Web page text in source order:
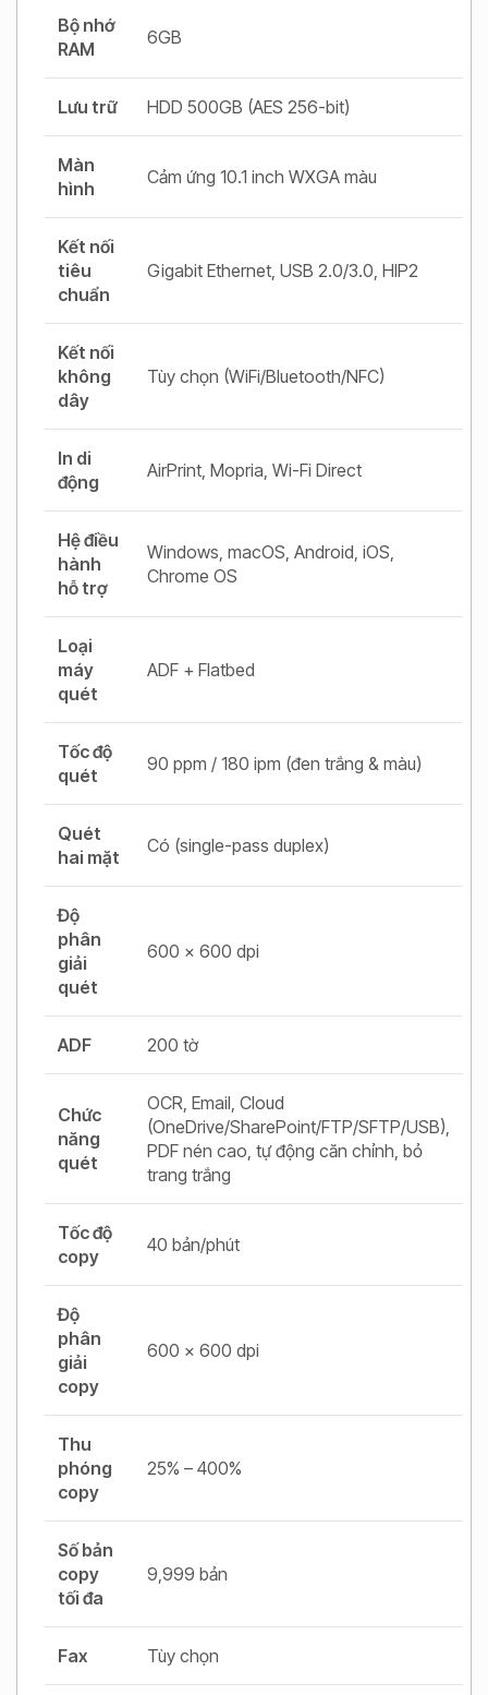
Bộ nhớ
RAM
6GB
Lưu trữ HDD 500GB (AES 256-bit)
Màn
hình
Cảm ứng 10.1 inch WXGA màu
Kết nối
tiêu
chuẩn
Gigabit Ethernet, USB 2.0/3.0, HIP2
Kết nối
không
dây
Tùy chọn (WiFi/Bluetooth/NFC)
In di
động
AirPrint, Mopria, Wi-Fi Direct
Hệ điều
hành
hỗ trợ
Windows, macOS, Android, iOS,
Chrome OS
Loại
máy
quét
ADF + Flatbed
Tốc độ
quét
90 ppm / 180 ipm (đen trắng & màu)
Quét
hai mặt
Có (single-pass duplex)
Độ
phân
giải
quét
600 x 600 dpi
ADF 200 tờ
Chức
năng
quét
OCR, Email, Cloud
(OneDrive/SharePoint/FTP/SFTP/USB),
PDF nén cao, tự động căn chỉnh, bỏ
trang trắng
Tốc độ
copy
40 bản/phút
Độ
phân
giải
copy
600 x 600 dpi
Thu
phóng
copy
25% – 400%
Số bản
copy
tối đa
9,999 bản
Fax Tùy chọn